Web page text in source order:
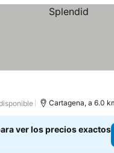
Cartagena, a 6.0
ver los precios exactos